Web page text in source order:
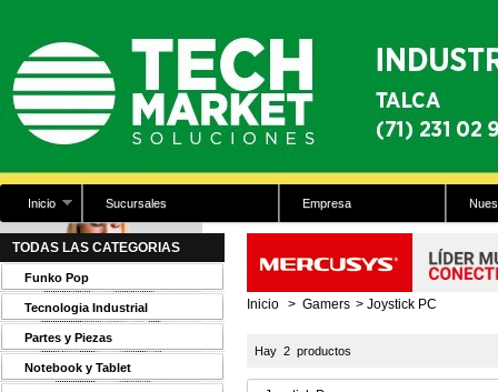
Inicio Sucursales Empresa
TODAS LAS CATEGORIAS
Funko Pop
Tecnologia Industrial
Partes y Piezas
Notebook y Tablet
Inicio > Gamers > Joystick PC
Hay 2 productos